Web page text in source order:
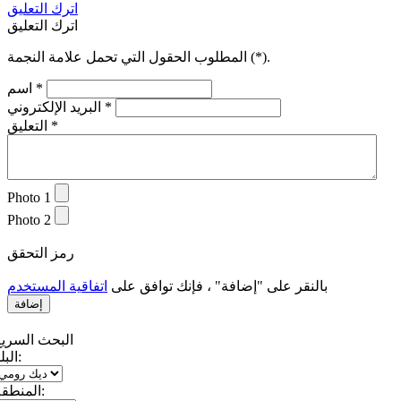
اترك التعليق
اترك التعليق
المطلوب الحقول التي تحمل علامة النجمة (*).
*
*
*
Photo 1
Photo 2
رمز التحقق
بالنقر على "إضافة" ، فإنك توافق على اتفاقية المستخدم
البحث
البلد:
المنطقة: